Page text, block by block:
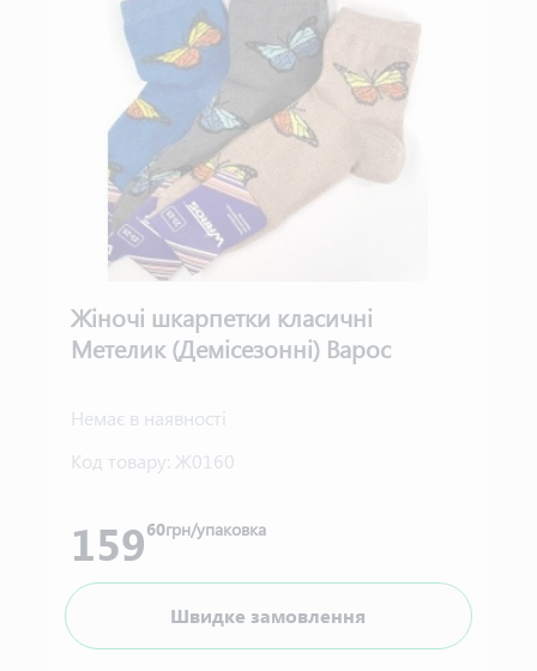
Жіночі шкарпетки класичні
Метелик (Демісезонні) Варос
Немає в наявності
Код товару: Ж0160
15960грн/упаковка
Швидке замовлення